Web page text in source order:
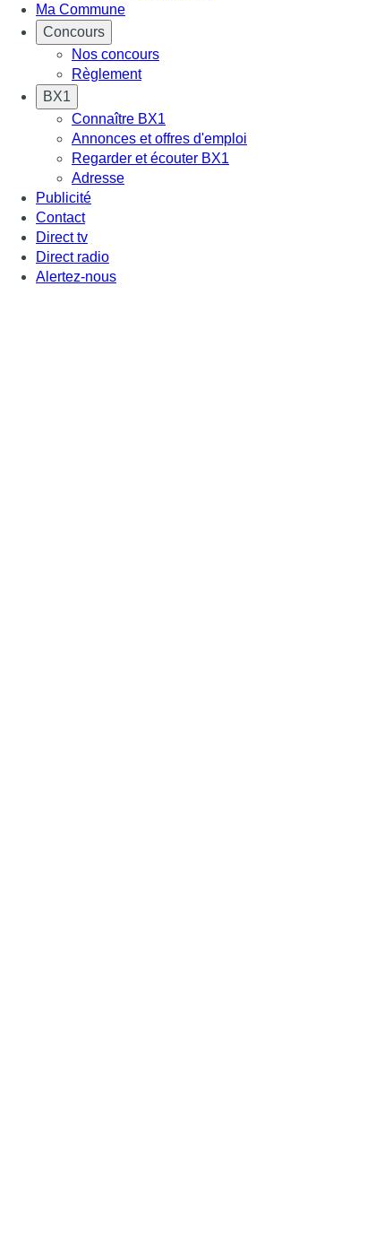
Ma Commune
Concours
Nos concours
Règlement
BX1
Connaître BX1
Annonces et offres d'emploi
Regarder et écouter BX1
Adresse
Publicité
Contact
Direct tv
Direct radio
Alertez-nous